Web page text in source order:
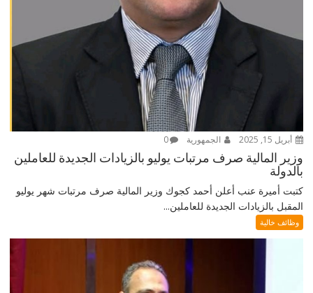
أبريل 15, 2025 الجمهورية 0
وزير المالية صرف مرتبات يوليو بالزيادات الجديدة للعاملين
بالدولة
كتبت أميرة عنب أعلن أحمد كجوك وزير المالية صرف مرتبات شهر يوليو
المقبل بالزيادات الجديدة للعاملين...
وظائف خالية